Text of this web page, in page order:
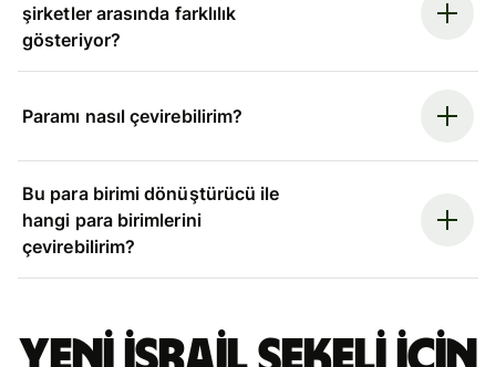
şirketler arasında farklılık
gösteriyor?
Paramı nasıl çevirebilirim?
Bu para birimi dönüştürücü ile
hangi para birimlerini
çevirebilirim?